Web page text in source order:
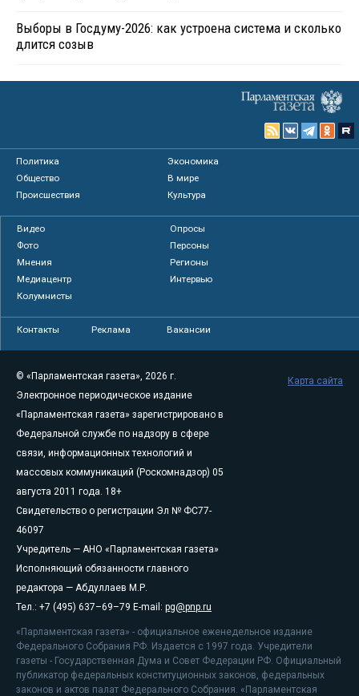
Выборы в Госдуму-2026: как устроена система и сколько
длится созыв
Политика
Экономика
Общество
В мире
Происшествия
Культура
Видео
Опросы
Фото
Персоны
Мнения
Регионы
Медиацентр
Интервью
Колумнисты
Контакты Реклама Вакансии
© «Парламентская газета», 2026 г.
Электронное периодическое издание
«Парламентская газета» зарегистрировано в
Федеральной службе по надзору в сфере
связи, информационных технологий и
массовых коммуникаций (Роскомнадзор) 05
августа 2011 года. 18+
Свидетельство о регистрации Эл № ФС77-
46097
Учредитель — АНО «Парламентская газета»
Исполняющий обязанности главного
редактора — Абдуллаев М.Р.
Тел.: +7 (495) 637–69–79 E-mail: pg@pnp.ru
«Парламентская газета» - официальное еженедельное издание
Федерального Собрания РФ. Издается с 1997 года. Учредители
газеты - Государственная Дума и Совет Федерации РФ. Официальный
публикатор федеральных конституционных законов, федеральных
законов и актов палат Федерального Собрания. «Парламентская
Карта сайта